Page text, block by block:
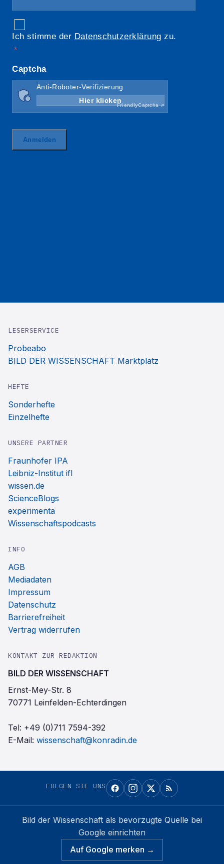
LESERSERVICE
Probeabo
BILD DER WISSENSCHAFT Marktplatz
HEFTE
Sonderhefte
Einzelhefte
UNSERE PARTNER
Fraunhofer IPA
Leibniz-Institut ifl
wissen.de
ScienceBlogs
experimenta
Wissenschaftspodcasts
INFO
AGB
Mediadaten
Impressum
Datenschutz
Barrierefreiheit
Vertrag widerrufen
KONTAKT ZUR REDAKTION
BILD DER WISSENSCHAFT
Ernst-Mey-Str. 8
70771 Leinfelden-Echterdingen
Tel: +49 (0)711 7594-392
E-Mail: wissenschaft@konradin.de
FOLGEN SIE UNS
Bild der Wissenschaft als bevorzugte Quelle bei
Google einrichten
Auf Google merken →